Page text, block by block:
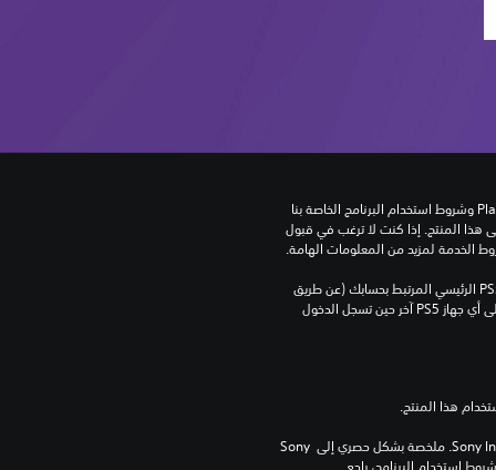
بالإضافة إلى أي أحكام إضافية محددة تطبق على هذا المنتج. إذا كنت لا ترغب في قبول
الخدمة لمزيد من المعلومات الهامة.
يمكنك تنزيل هذا المحتوى وتشغيله على جهاز PS5 الرئيسي المرتبط بحسابك (عن طريق
إعداد "مشاركة الجهاز واللعب بدون اتصال") وعلى أي جهاز PS5 آخر حين تسجل الدخول
برامج مكتبة ©Sony Interactive Entertainment Inc. ملخصة بشكل حصري إلى Sony